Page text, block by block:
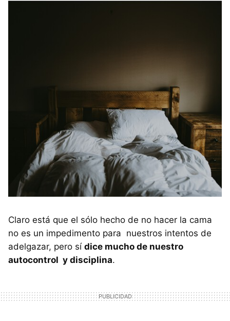
Claro está que el sólo hecho de no hacer la cama
no es un impedimento para nuestros intentos de
adelgazar, pero sí dice mucho de nuestro
autocontrol y disciplina.